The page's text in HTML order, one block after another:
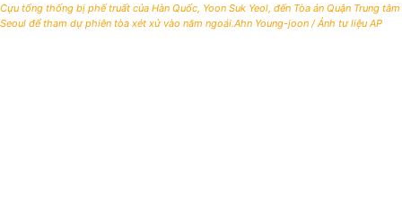
Cựu tổng thống bị phế truất của Hàn Quốc, Yoon Suk Yeol, đến Tòa án Quận Trung tâm
Seoul để tham dự phiên tòa xét xử vào năm ngoái.Ahn Young-joon / Ảnh tư liệu AP